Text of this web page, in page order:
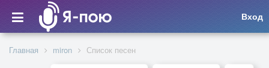
Вход
Главная miron Список песен